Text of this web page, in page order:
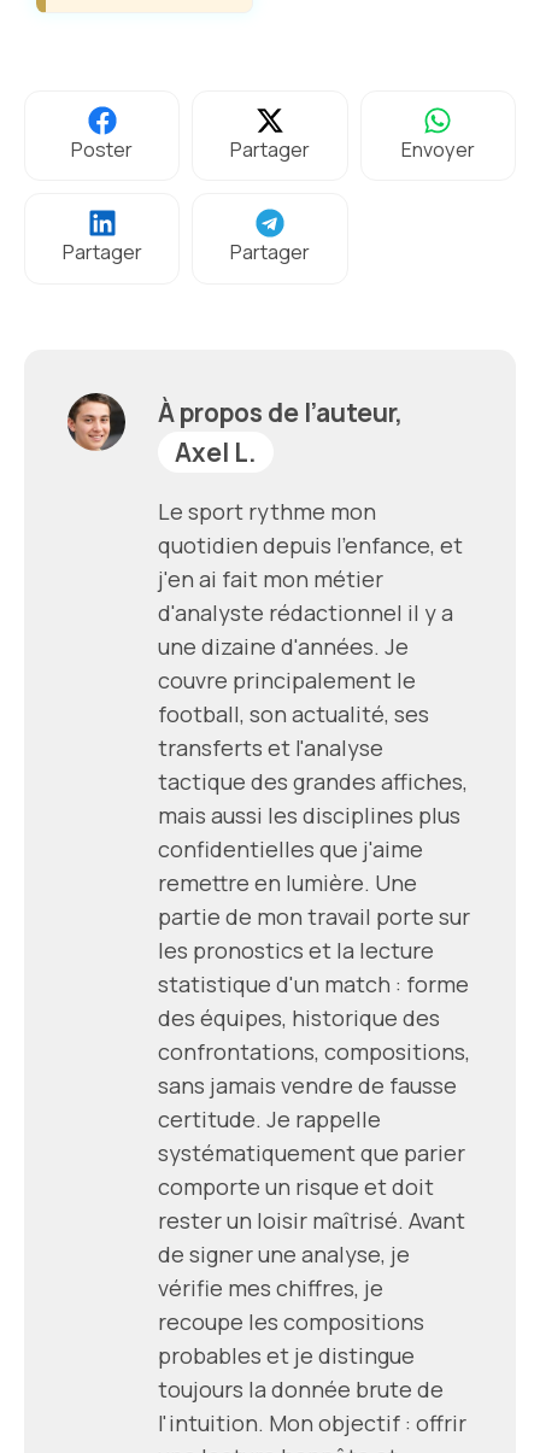
Poster Partager Envoyer
Partager Partager
À propos de l’auteur,
Axel L.
Le sport rythme mon
quotidien depuis l'enfance, et
j'en ai fait mon métier
d'analyste rédactionnel il y a
une dizaine d'années. Je
couvre principalement le
football, son actualité, ses
transferts et l'analyse
tactique des grandes affiches,
mais aussi les disciplines plus
confidentielles que j'aime
remettre en lumière. Une
partie de mon travail porte sur
les pronostics et la lecture
statistique d'un match : forme
des équipes, historique des
confrontations, compositions,
sans jamais vendre de fausse
certitude. Je rappelle
systématiquement que parier
comporte un risque et doit
rester un loisir maîtrisé. Avant
de signer une analyse, je
vérifie mes chiffres, je
recoupe les compositions
probables et je distingue
toujours la donnée brute de
l'intuition. Mon objectif : offrir